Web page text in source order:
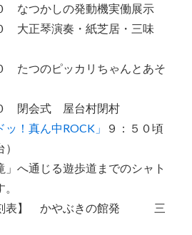
かしの発動機実働展示
琴演奏・紙芝居・三味
ピッカリちゃんとあそ
式 屋台村閉村
ッ！真ん中ROCK」
９：５０頃
へ通じる遊歩道までのシャト
かやぶきの館発 三